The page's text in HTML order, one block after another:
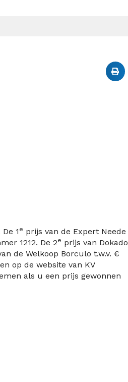
1 e prijs van de Expert Neede
1212. De 2e prijs van Dokado
de Welkoop Borculo t.w.v. €
op de website van KV
als u een prijs gewonnen